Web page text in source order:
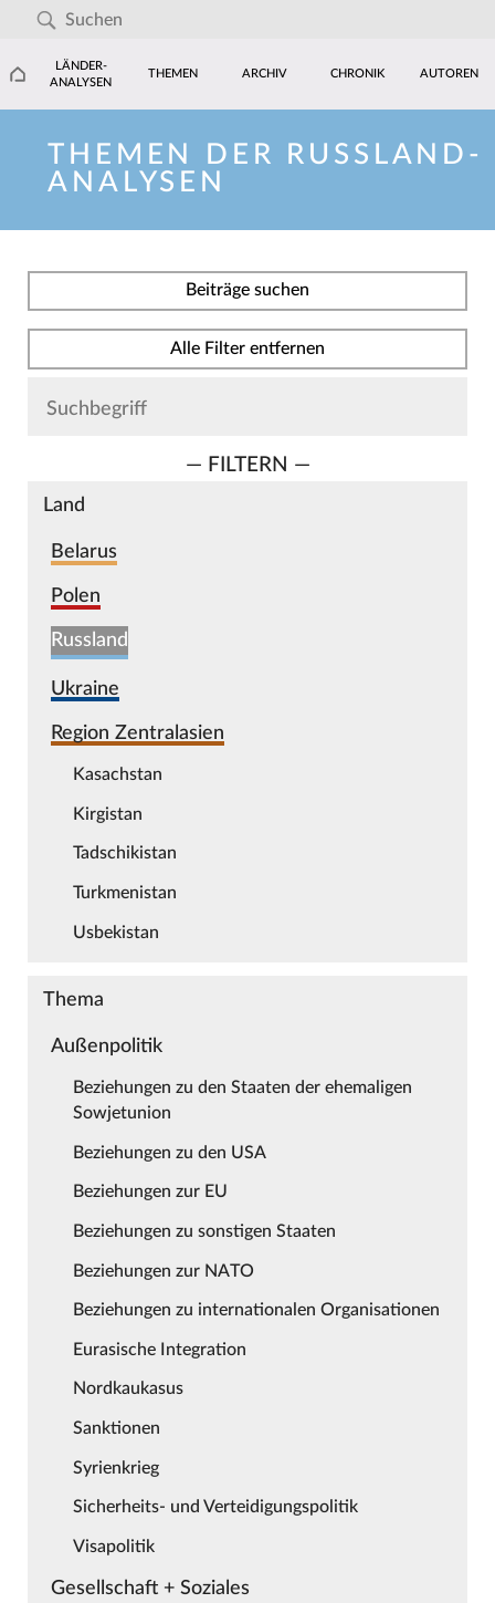
LÄNDER-
ANALYSEN
THEMEN ARCHIV CHRONIK AUTOREN
THEMEN DER RUSSLAND-
ANALYSEN
Beiträge suchen
Alle Filter entfernen
— FILTERN —
Land
Belarus
Polen
Russland
Ukraine
Region Zentralasien
Kasachstan
Kirgistan
Tadschikistan
Turkmenistan
Usbekistan
Thema
Außenpolitik
Beziehungen zu den Staaten der ehemaligen
Sowjetunion
Beziehungen zu den USA
Beziehungen zur EU
Beziehungen zu sonstigen Staaten
Beziehungen zur NATO
Beziehungen zu internationalen Organisationen
Eurasische Integration
Nordkaukasus
Sanktionen
Syrienkrieg
Sicherheits- und Verteidigungspolitik
Visapolitik
Gesellschaft + Soziales